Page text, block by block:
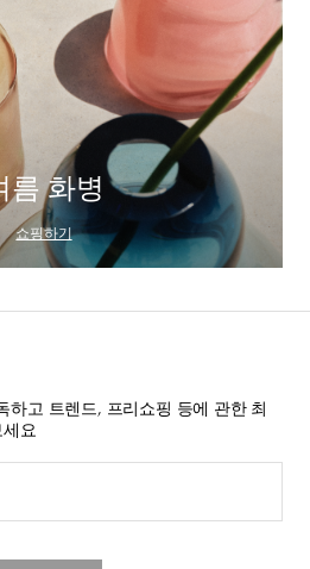
름 화병
쇼핑하기
하고 트렌드, 프리쇼핑 등에 관한 최
세요